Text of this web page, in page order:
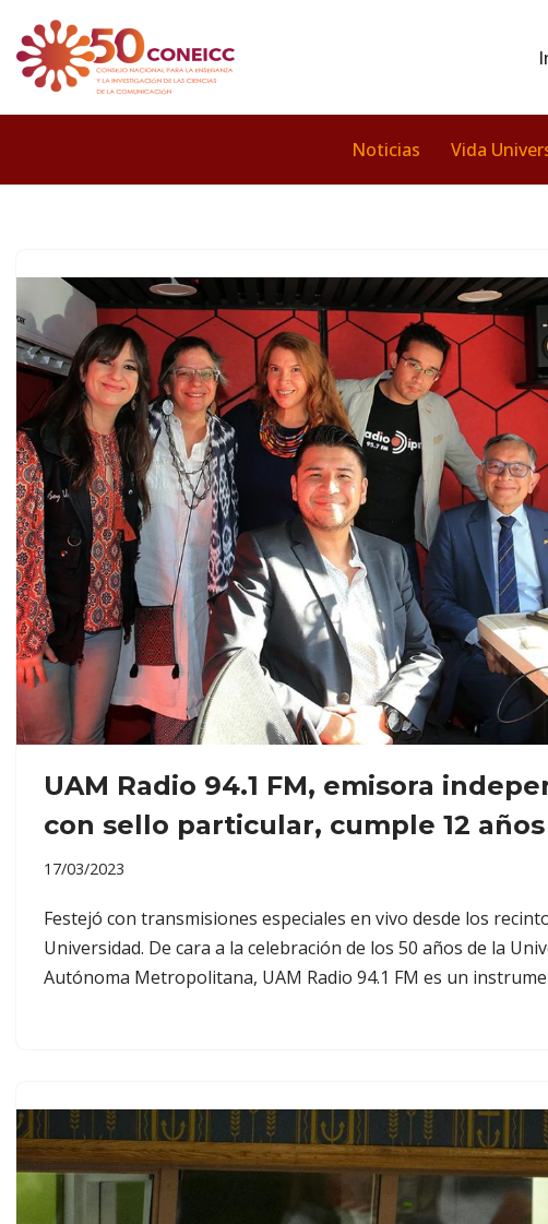
Saltar
contenido
Noticias Vida
UAM Radio 94.1 FM, emisora
con sello particular, cumple 12
17/03/2023
Festejó con transmisiones especiales en vivo desde los
Universidad. De cara a la celebración de los 50 años de la
Autónoma Metropolitana, UAM Radio 94.1 FM es un